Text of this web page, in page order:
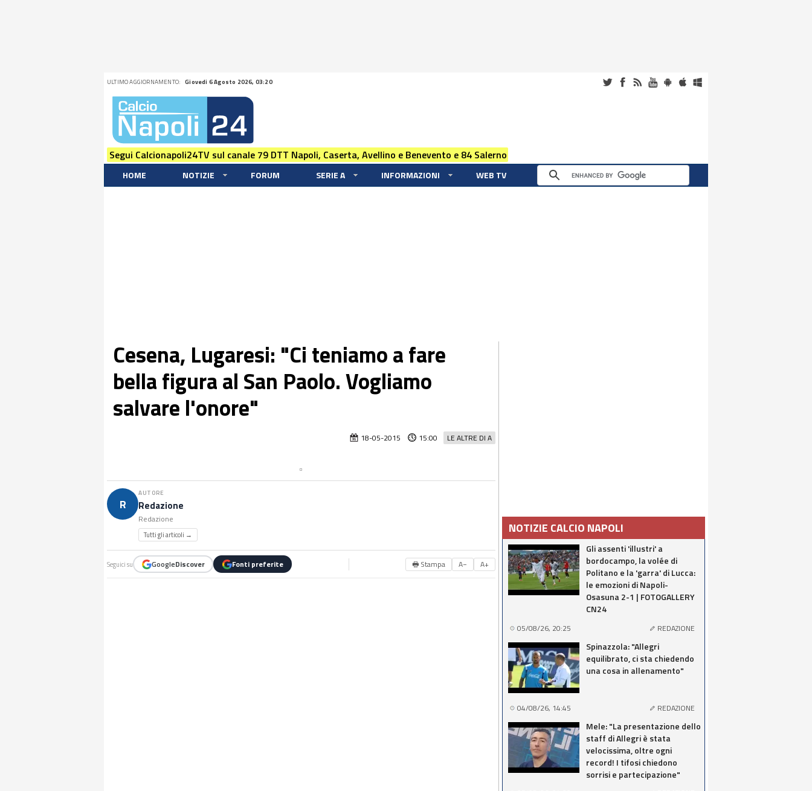
ULTIMO AGGIORNAMENTO: Giovedi 6 Agosto 2026, 03:20
Segui Calcionapoli24TV sul canale 79 DTT Napoli, Caserta, Avellino e Benevento e 84 Salerno
HOME NOTIZIE FORUM SERIE A INFORMAZIONI WEB TV
Cesena, Lugaresi: "Ci teniamo a fare
bella figura al San Paolo. Vogliamo
salvare l'onore"
LE ALTRE DI A
18-05-2015 15:00
R
AUTORE
Redazione
Redazione
Tutti gli articoli →
Seguici su GoogleDiscover Fonti preferite 🖶 Stampa A− A+
NOTIZIE CALCIO NAPOLI
Gli assenti 'illustri' a
bordocampo, la volée di
Politano e la 'garra' di Lucca:
le emozioni di Napoli-
Osasuna 2-1 | FOTOGALLERY
CN24
05/08/26, 20:25 REDAZIONE
Spinazzola: "Allegri
equilibrato, ci sta chiedendo
una cosa in allenamento"
04/08/26, 14:45 REDAZIONE
Mele: "La presentazione dello
staff di Allegri è stata
velocissima, oltre ogni
record! I tifosi chiedono
sorrisi e partecipazione"